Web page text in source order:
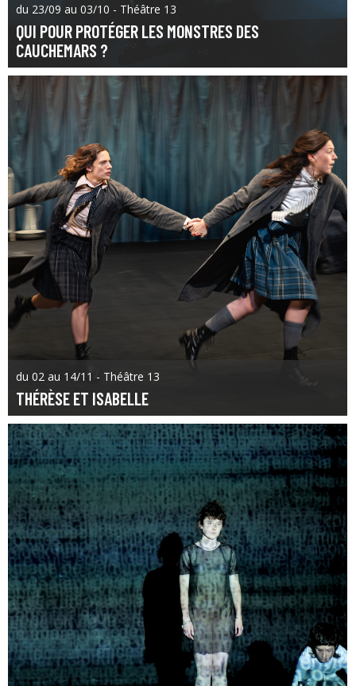
du 23/09 au 03/10 - Théâtre 13
QUI POUR PROTÉGER LES MONSTRES DES
CAUCHEMARS ?
du 02 au 14/11 - Théâtre 13
THÉRÈSE ET ISABELLE